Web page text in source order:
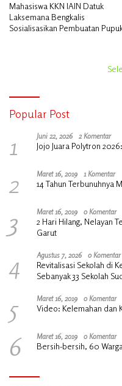
Mahasiswa KKN IAIN Datuk
Laksemana Bengkalis
Sosialisasikan Pembuatan
Popular Post
1 Juni 22, 2026 2 Komentar
Jojo Juara Polytron
2 Maret 16, 2019 1 Komentar
14 Tahun Terbunuhnya
3 Maret 16, 2019 0 Komentar
2 Hari Hilang, Nelayan
Garut
4 Agustus 7, 2026 0 Komentar
Revitalisasi Sekolah di
Sebanyak 33 Sekolah
5 Maret 16, 2019 0 Komentar
Video: Kelemahan dan
6 Maret 16, 2019 0 Komentar
Bersih-bersih, 60